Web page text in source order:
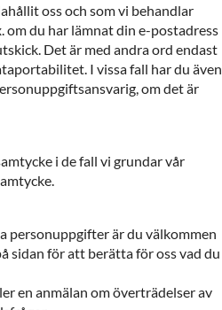
oss och som vi behandlar
om du har lämnat din e-postadress
Det är med andra ord endast
I vissa fall har du även
om det är
i de fall vi grundar vår
personuppgifter är du välkommen
sidan för att berätta för oss vad du
en anmälan om överträdelser av